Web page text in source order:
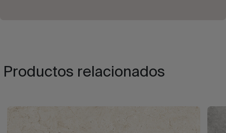
Productos relacionados